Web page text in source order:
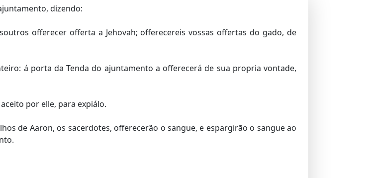
dizendo:
offerecer offerta a Jehovah; offerecereis vossas offertas do gado, de
á porta da Tenda do ajuntamento a offerecerá de sua propria vontade,
por elle, para expiálo.
de Aaron, os sacerdotes, offerecerão o sangue, e espargirão o sangue ao